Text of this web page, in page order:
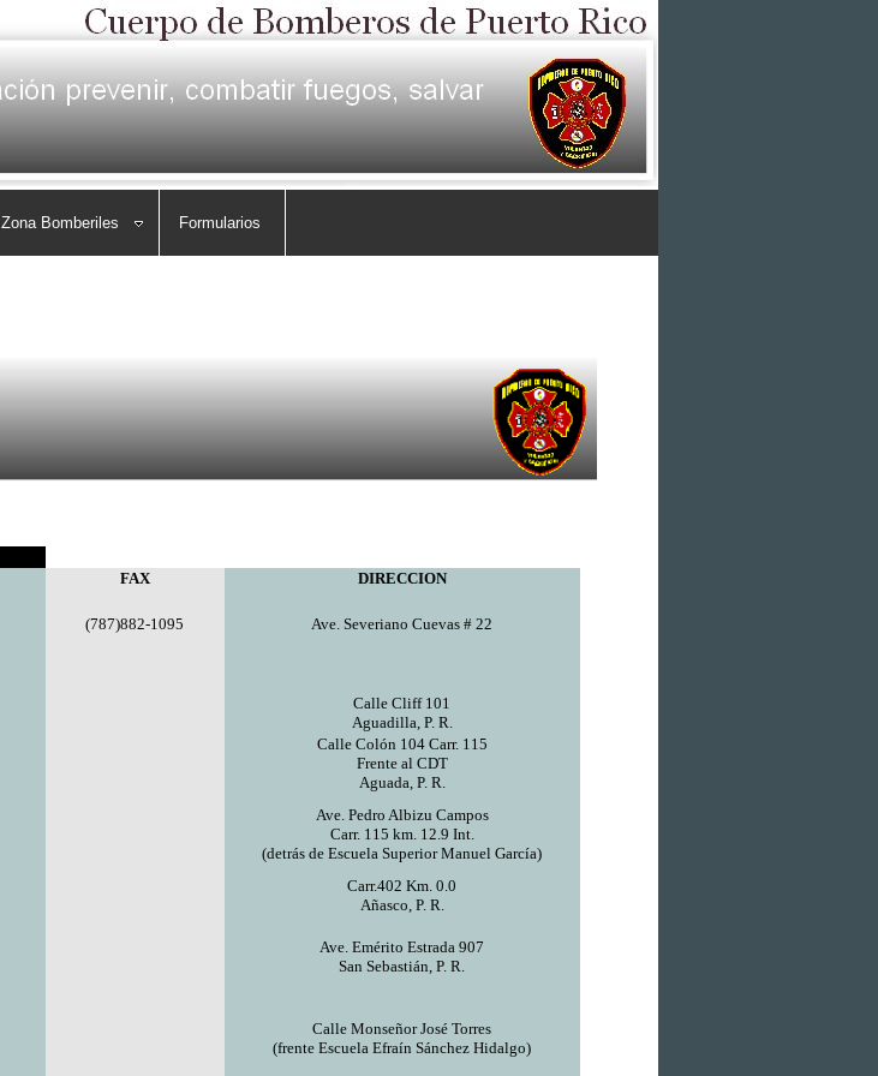
Zona Bomberiles Formularios
FAX
DIRECCION
(787)882-1095 Ave. Severiano Cuevas # 22
Calle Cliff 101
Aguadilla, P. R.
Calle Colón 104 Carr. 115
Frente al CDT
Aguada, P. R.
Ave. Pedro Albizu Campos
Carr. 115 km. 12.9 Int.
(detrás de Escuela Superior Manuel García)
Carr.402 Km. 0.0
Añasco, P. R.
Ave. Emérito Estrada 907
San Sebastián, P. R.
Calle Monseñor José Torres
(frente Escuela Efraín Sánchez Hidalgo)